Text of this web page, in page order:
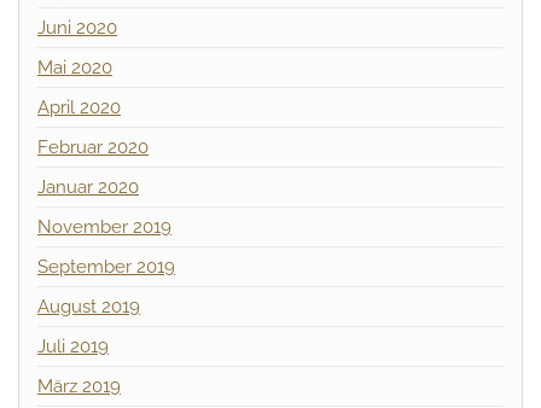
Juni 2020
Mai 2020
April 2020
Februar 2020
Januar 2020
November 2019
September 2019
August 2019
Juli 2019
März 2019